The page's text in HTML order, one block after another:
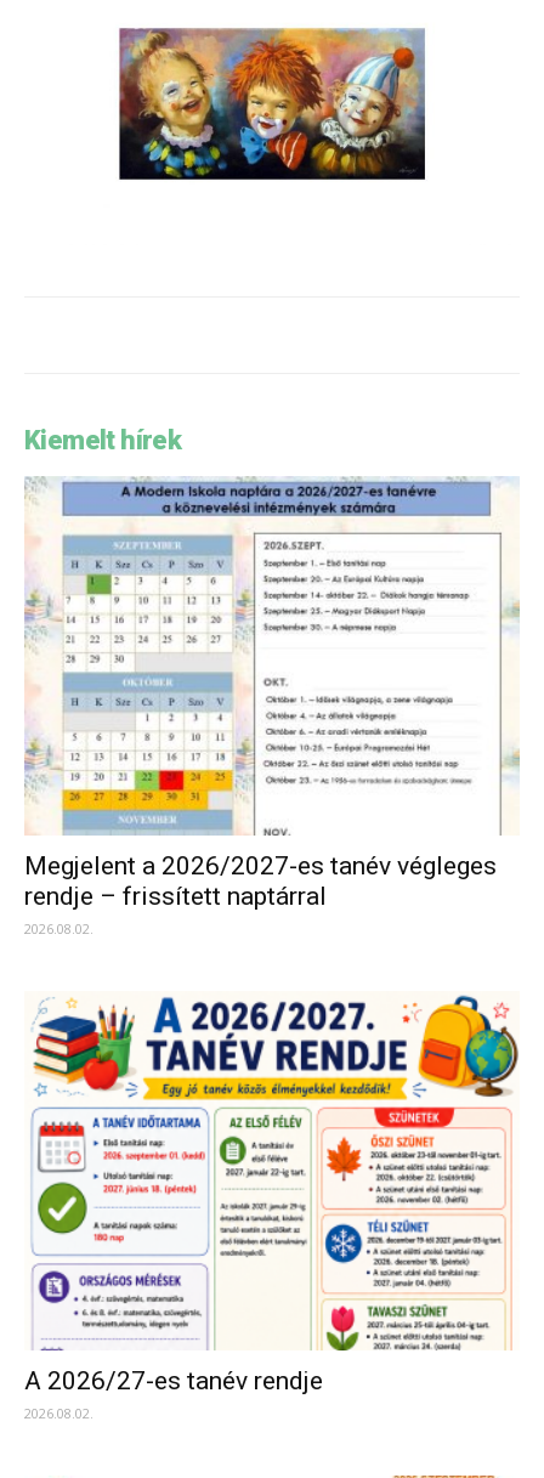
Kiemelt hírek
Megjelent a 2026/2027-es tanév végleges
rendje – frissített naptárral
2026.08.02.
A 2026/27-es tanév rendje
2026.08.02.